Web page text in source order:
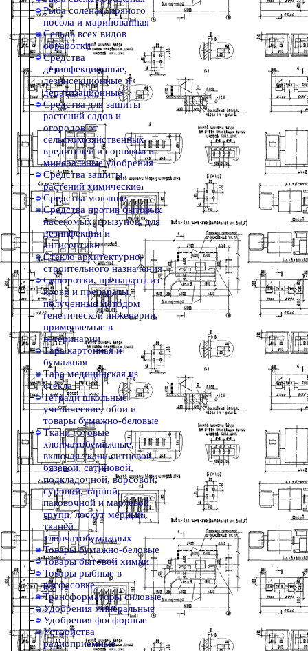
Рыба соленая, пряного
посола и маринованная
Сельдь всех видов
обработки
Средства
дезинфекционные,
дезинсекционные и
дератизационные
Средства для защиты
растений садов и
огородов от
сельскохозяйственных
вредителей и сорняков и
минеральные удобрения
Средства защиты
растений химические
Средства моющие
Средства против бытовых
насекомых, грызунов, для
дезинфекции и
антисептики
Стекло архитектурно-
строительного назначения
Сыворотки, препараты из
крови и препараты,
полученные методом
генетической инженерии,
применяемые в
ветеринарии
Тара картонная и
бумажная
Тара медицинская из
стекла
Тетради школьные
ученические, обои и
товары бумажно-беловые
Ткани готовые
хлопчатобумажные,
включая ткани ситцевой,
бязевой, сатиновой,
подкладочной, ворсовой,
суровой, тарной,
паковочной и марлевой
групп, лоскут мерный
тканей
хлопчатобумажных
Товары бумажно-беловые
Товары бытовой химии
Товары рыбные в
расфасовке
Трансформаторы силовые
Удобрения минеральные
Удобрения фосфорные
Устройства
радиоприемные